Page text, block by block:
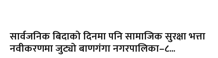
सार्वजनिक बिदाको दिनमा पनि सामाजिक सुरक्षा भत्ता
नवीकरणमा जुट्यो बाणगंगा नगरपालिका–८...